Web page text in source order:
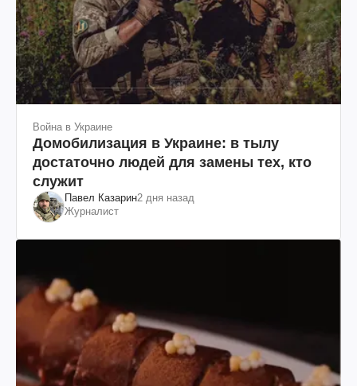
Война в Украине
Домобилизация в Украине: в тылу
достаточно людей для замены тех, кто
служит
Павел Казарин2 дня назад
Журналист